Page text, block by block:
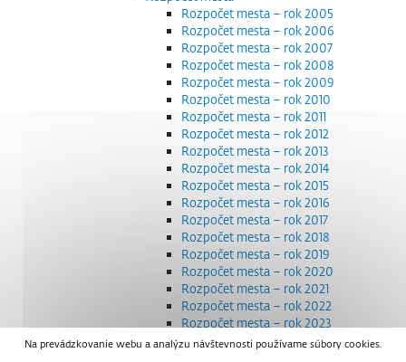
Rozpočet mesta – rok 2005
Rozpočet mesta – rok 2006
Rozpočet mesta – rok 2007
Rozpočet mesta – rok 2008
Rozpočet mesta – rok 2009
Rozpočet mesta – rok 2010
Rozpočet mesta – rok 2011
Rozpočet mesta – rok 2012
Rozpočet mesta – rok 2013
Rozpočet mesta – rok 2014
Rozpočet mesta – rok 2015
Rozpočet mesta – rok 2016
Rozpočet mesta – rok 2017
Rozpočet mesta – rok 2018
Rozpočet mesta – rok 2019
Rozpočet mesta – rok 2020
Rozpočet mesta – rok 2021
Rozpočet mesta – rok 2022
Rozpočet mesta – rok 2023
Rozpočet mesta – rok 2024
Na prevádzkovanie webu a analýzu návštevnosti používame súbory cookies.